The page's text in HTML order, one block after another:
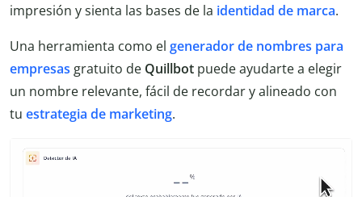
impresión y sienta las bases de la identidad de marca.
Una herramienta como el generador de nombres para
empresas gratuito de Quillbot puede ayudarte a elegir
un nombre relevante, fácil de recordar y alineado con
tu estrategia de marketing.